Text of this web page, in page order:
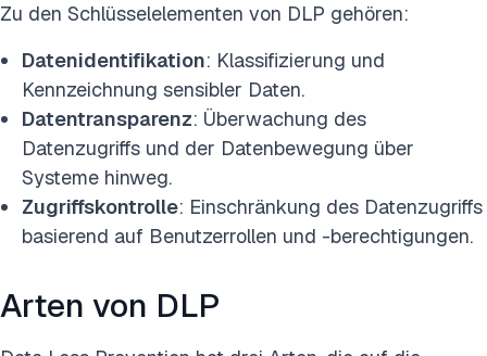
Zu den Schlüsselelementen von DLP gehören:
Datenidentifikation: Klassifizierung und
Kennzeichnung sensibler Daten.
Datentransparenz: Überwachung des
Datenzugriffs und der Datenbewegung über
Systeme hinweg.
Zugriffskontrolle: Einschränkung des Datenzugriffs
basierend auf Benutzerrollen und -berechtigungen.
Arten von DLP